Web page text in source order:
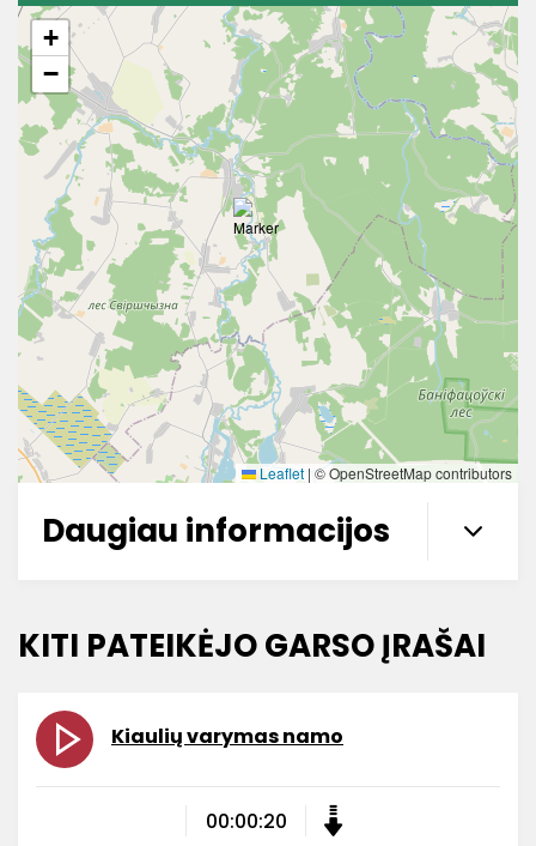
+
−
Leaflet | © OpenStreetMap contributors
Daugiau informacijos
KITI PATEIKĖJO GARSO ĮRAŠAI
Kiaulių varymas namo
00:00:20